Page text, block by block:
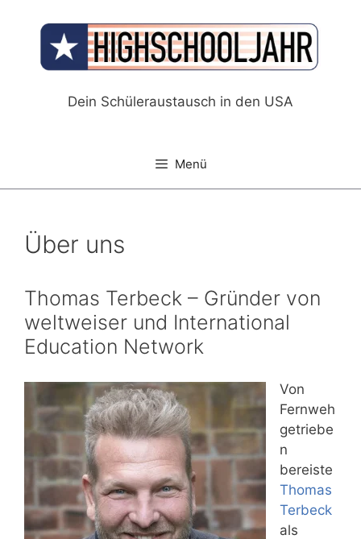
springen
Dein Schüleraustausch in den USA
Menü
Über uns
Thomas Terbeck – Gründer von
weltweiser und International
Education Network
Von
Fernweh
getriebe
n
bereiste
Thomas
Terbeck
als